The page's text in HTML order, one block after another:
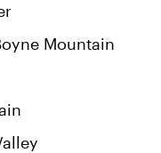
Mountain